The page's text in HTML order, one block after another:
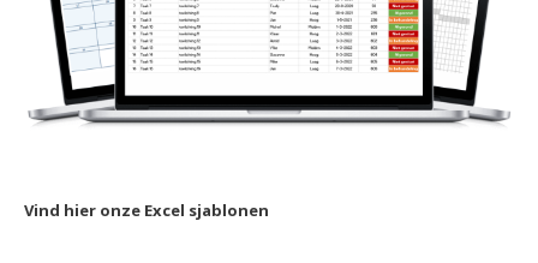
Vind hier onze Excel sjablonen